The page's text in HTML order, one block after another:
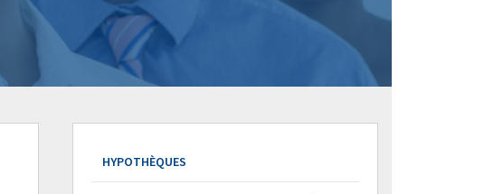
HYPOTHÈQUES